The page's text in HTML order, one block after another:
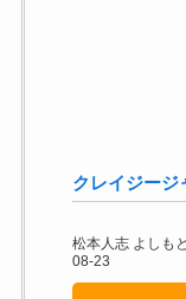
クレイジージ
松本人志 よしも
08-23